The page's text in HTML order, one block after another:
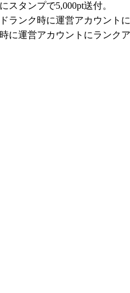
スタンプで5,000pt送付。
ランク時に運営アカウント
に運営アカウントにランク